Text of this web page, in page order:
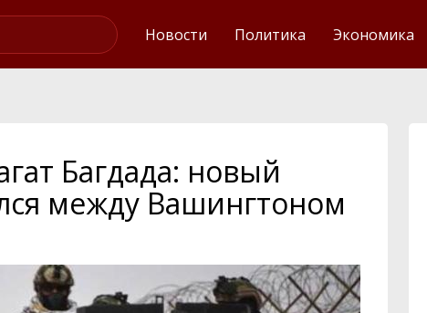
Новости Политика Экономика
Багдада: новый
между Вашингтоном